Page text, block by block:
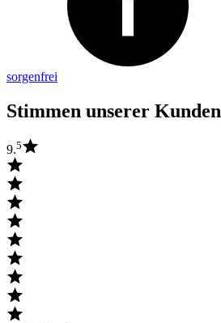
sorgenfrei
Stimmen unserer Kunden
9.5